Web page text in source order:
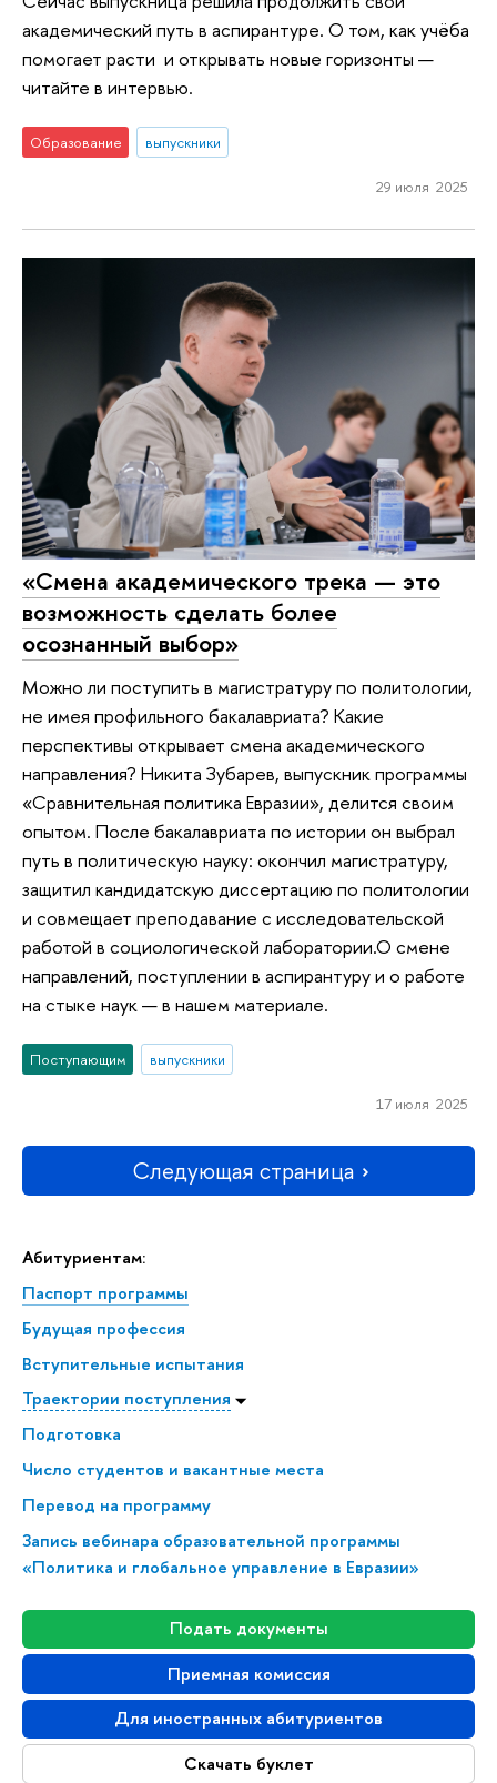
Абитуриентам:
Паспорт программы
Будущая профессия
Всту­пи­тель­ные испытания
Траектории поступления
Подготовка
Число студентов и вакантные места
Перевод на программу
Запись вебинара образовательной программы
«Политика и глобальное управление в Евразии»
Подать документы
Приемная комиссия
Для иностранных абитуриентов
Скачать буклет
академический путь в аспирантуре. О том, как учёба
помогает расти и открывать новые горизонты —
читайте в интервью.
Образование выпускники
29 июля 2025
«Смена академического трека — это
возможность сделать более
осознанный выбор»
Можно ли поступить в магистратуру по политологии,
не имея профильного бакалавриата? Какие
перспективы открывает смена академического
направления? Никита Зубарев, выпускник программы
«Сравнительная политика Евразии», делится своим
опытом. После бакалавриата по истории он выбрал
путь в политическую науку: окончил магистратуру,
защитил кандидатскую диссертацию по политологии
и совмещает преподавание с исследовательской
работой в социологической лаборатории.О смене
направлений, поступлении в аспирантуру и о работе
на стыке наук — в нашем материале.
Поступающим выпускники
17 июля 2025
Следующая страница